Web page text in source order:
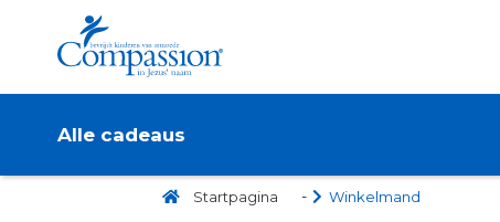
Alle cadeaus
Startpagina Winkelmand